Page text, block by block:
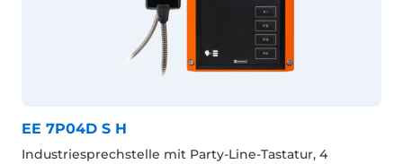
EE 7P04D S H
Industriesprechstelle mit Party-Line-Tastatur, 4